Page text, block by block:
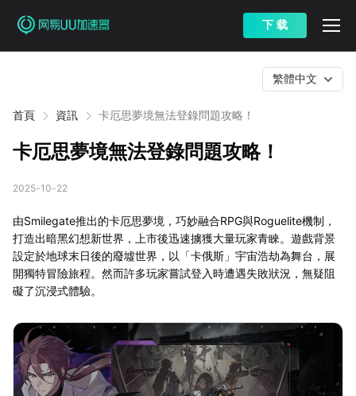
下 载
首頁 資訊 卡厄思夢境無法登錄問題攻略！
繁體中文
卡厄思夢境無法登錄問題攻略！
2025-10-22
由Smilegate推出的卡厄思夢境，巧妙融合RPG與Roguelite機制，
打造出暗黑幻想新世界，上市後迅速擄獲大量玩家青睞。遊戲背景
設定於地球末日後的廢墟世界，以「卡俄斯」宇宙浩劫為舞台，展
開獨特冒險旅程。然而許多玩家嘗試登入時遭遇失敗狀況，無疑阻
礙了沉浸式體驗。